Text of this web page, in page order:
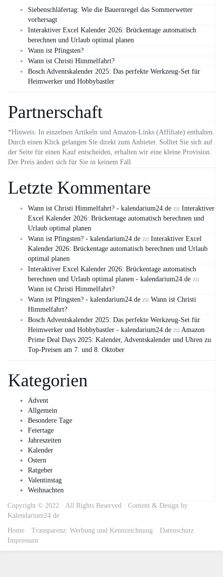
Siebenschläfertag: Wie die Bauernregel das Sommerwetter
vorhersagt
Interaktiver Excel Kalender 2026: Brückentage automatisch
berechnen und Urlaub optimal planen
Wann ist Pfingsten?
Wann ist Christi Himmelfahrt?
Bosch Adventskalender 2025: Das perfekte Werkzeug-Set für
Heimwerker und Hobbybastler
Partnerschaft
*Hinweis: In einzelnen Artikeln sind Amazon-Links (Affiliate) enthalten.
Durch einen Klick gelangen Sie direkt zum Anbieter. Solltet Sie sich auf
der Seite für einen Kauf entscheiden, erhalten wir eine kleine Provision.
Der Preis ändert sich für Sie in keinem Fall.
Letzte Kommentare
Wann ist Christi Himmelfahrt? - kalendarium24.de zu Interaktiver
Excel Kalender 2026: Brückentage automatisch berechnen und
Urlaub optimal planen
Wann ist Pfingsten? - kalendarium24.de zu Interaktiver Excel
Kalender 2026: Brückentage automatisch berechnen und Urlaub
optimal planen
Interaktiver Excel Kalender 2026: Brückentage automatisch
berechnen und Urlaub optimal planen - kalendarium24.de zu
Wann ist Christi Himmelfahrt?
Wann ist Pfingsten? - kalendarium24.de zu Wann ist Christi
Himmelfahrt?
Bosch Adventskalender 2025: Das perfekte Werkzeug-Set für
Heimwerker und Hobbybastler - kalendarium24.de zu Amazon
Prime Deal Days 2025: Kalender, Adventskalender und Uhren zu
Top-Preisen am 7. und 8. Oktober
Kategorien
Advent
Allgemein
Besondere Tage
Feiertage
Jahreszeiten
Kalender
Ostern
Ratgeber
Valentinstag
Weihnachten
Copyright © 2022 · All Rights Reserved · Content & Design by
Kalendarium24.de
Home
Transparenz: Werbung und Kennzeichnung
Datenschutz
Impressum